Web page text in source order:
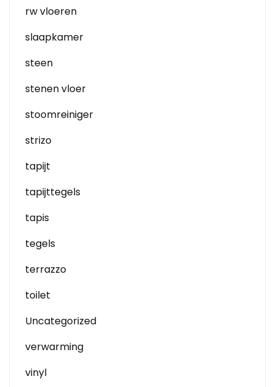
rw vloeren
slaapkamer
steen
stenen vloer
stoomreiniger
strizo
tapijt
tapijttegels
tapis
tegels
terrazzo
toilet
Uncategorized
verwarming
vinyl